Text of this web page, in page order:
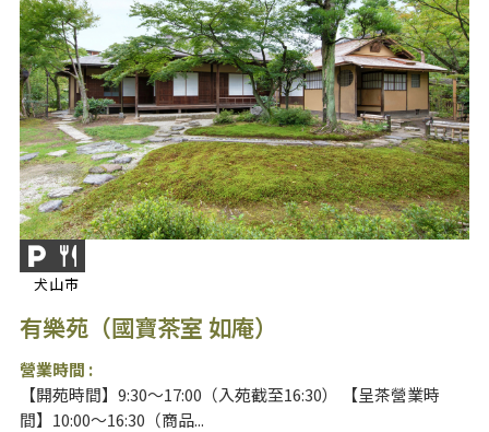
犬山市
有樂苑（國寶茶室 如庵）
營業時間 :
【開苑時間】9:30～17:00（入苑截至16:30） 【呈茶營業時
間】10:00～16:30（商品...